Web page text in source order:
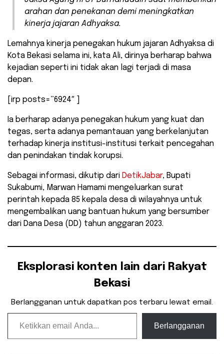
arahan dan penekanan demi meningkatkan
kinerja jajaran Adhyaksa.
Lemahnya kinerja penegakan hukum jajaran Adhyaksa di
Kota Bekasi selama ini, kata Ali, dirinya berharap bahwa
kejadian seperti ini tidak akan lagi terjadi di masa
depan.
[irp posts=”6924″ ]
Ia berharap adanya penegakan hukum yang kuat dan
tegas, serta adanya pemantauan yang berkelanjutan
terhadap kinerja institusi-institusi terkait pencegahan
dan penindakan tindak korupsi.
Sebagai informasi, dikutip dari DetikJabar, Bupati
Sukabumi, Marwan Hamami mengeluarkan surat
perintah kepada 85 kepala desa di wilayahnya untuk
mengembalikan uang bantuan hukum yang bersumber
dari Dana Desa (DD) tahun anggaran 2023.
Eksplorasi konten lain dari Rakyat
Bekasi
Berlangganan untuk dapatkan pos terbaru lewat email.
Ketikkan email Anda...
Berlangganan